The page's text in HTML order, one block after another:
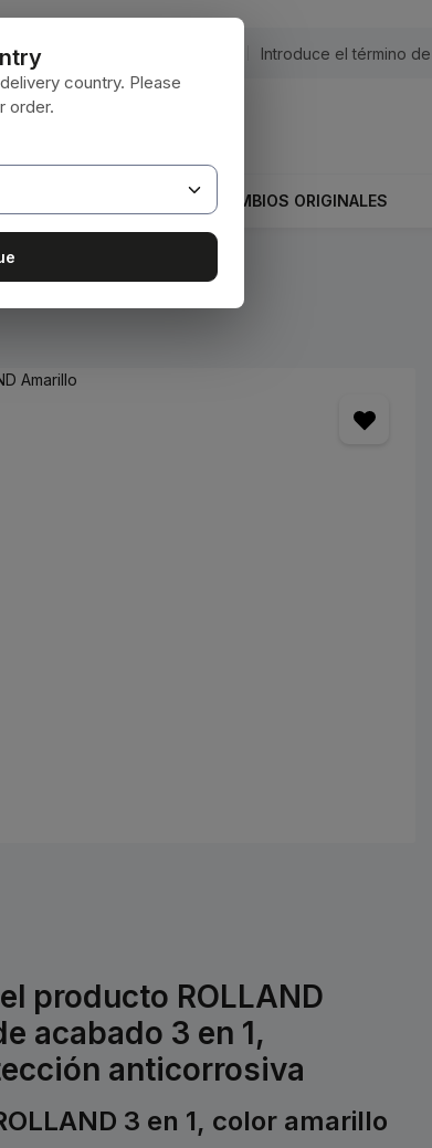
RECAMBIOS ORIGINALES
producto ROLLAND
acabado 3 en 1,
anticorrosiva
3 en 1, color amarillo
country. Please
order.